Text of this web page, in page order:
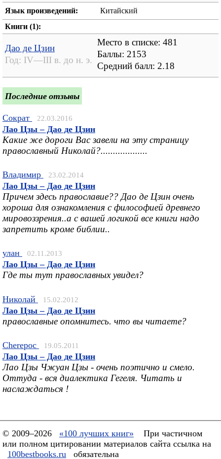
Язык произведений:
Китайский
Книги (1):
Дао де Цзин
Год: IV—III в. до н. э.
Место в списке: 481
Баллы: 2153
Средний балл: 2.18
Последние отзывы
Сократ 22.03.2016
Лао Цзы – Дао де Цзин
Какие же дороги Вас завели на эту страницу
православный Николай?...................
Владимир 23.02.2014
Лао Цзы – Дао де Цзин
Причем здесь православие?? Дао де Цзин очень
хороша для ознакомления с философией древнего
мировоззрения..а с вашей логикой все книги надо
запретить кроме библии..
улан 02.11.2013
Лао Цзы – Дао де Цзин
Где ты тут православных увидел?
Николай 15.02.2012
Лао Цзы – Дао де Цзин
православные опомнитесь. что вы читаете?
Cherepoc 19.05.2011
Лао Цзы – Дао де Цзин
Лао Цзы Чжуан Цзы - очень поэтично и смело.
Оттуда - вся диалектика Гегеля. Читать и
наслаждаться !
© 2009–2026 «100 лучших книг»
При частичном
или полном цитировании материалов сайта ссылка на
100bestbooks.ru
обязательна